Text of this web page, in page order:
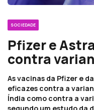
SOCIEDADE
Pfizer e
contra
As vacinas da Pfizer e
eficazes contra a
Índia como contra a